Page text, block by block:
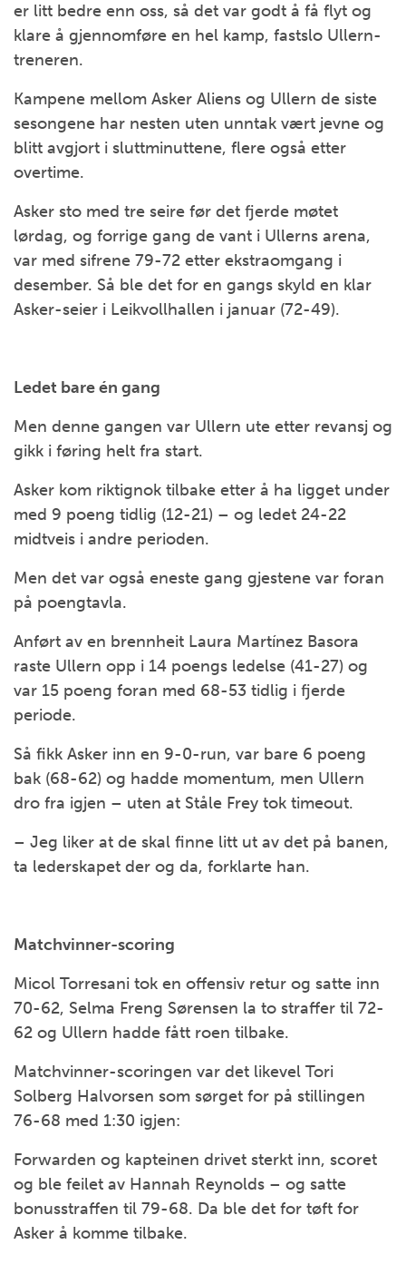
er litt bedre enn oss, så det var godt å få flyt og
klare å gjennomføre en hel kamp, fastslo Ullern-
treneren.
Kampene mellom Asker Aliens og Ullern de siste
sesongene har nesten uten unntak vært jevne og
blitt avgjort i sluttminuttene, flere også etter
overtime.
Asker sto med tre seire før det fjerde møtet
lørdag, og forrige gang de vant i Ullerns arena,
var med sifrene 79-72 etter ekstraomgang i
desember. Så ble det for en gangs skyld en klar
Asker-seier i Leikvollhallen i januar (72-49).
Ledet bare én gang
Men denne gangen var Ullern ute etter revansj og
gikk i føring helt fra start.
Asker kom riktignok tilbake etter å ha ligget under
med 9 poeng tidlig (12-21) – og ledet 24-22
midtveis i andre perioden.
Men det var også eneste gang gjestene var foran
på poengtavla.
Anført av en brennheit Laura Martínez Basora
raste Ullern opp i 14 poengs ledelse (41-27) og
var 15 poeng foran med 68-53 tidlig i fjerde
periode.
Så fikk Asker inn en 9-0-run, var bare 6 poeng
bak (68-62) og hadde momentum, men Ullern
dro fra igjen – uten at Ståle Frey tok timeout.
– Jeg liker at de skal finne litt ut av det på banen,
ta lederskapet der og da, forklarte han.
Matchvinner-scoring
Micol Torresani tok en offensiv retur og satte inn
70-62, Selma Freng Sørensen la to straffer til 72-
62 og Ullern hadde fått roen tilbake.
Matchvinner-scoringen var det likevel Tori
Solberg Halvorsen som sørget for på stillingen
76-68 med 1:30 igjen:
Forwarden og kapteinen drivet sterkt inn, scoret
og ble feilet av Hannah Reynolds – og satte
bonusstraffen til 79-68. Da ble det for tøft for
Asker å komme tilbake.